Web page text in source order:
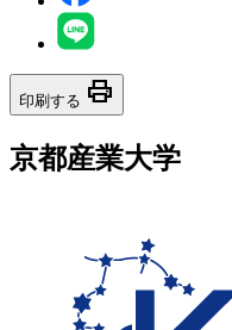
印刷する print
京都産業大学